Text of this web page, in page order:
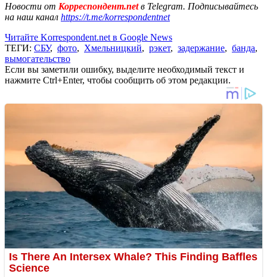
Новости от Корреспондент.netв Telegram. Подписывайтесь
на наш канал https://t.me/korrespondentnet
Читайте Korrespondent.net в Google News
ТЕГИ: СБУ, фото, Хмельницкий, рэкет, задержание, банда,
вымогательство
Если вы заметили ошибку, выделите необходимый текст и
нажмите Ctrl+Enter, чтобы сообщить об этом редакции.